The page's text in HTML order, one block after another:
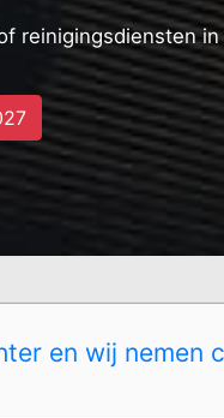
reinigingsdiensten
en wij nemen